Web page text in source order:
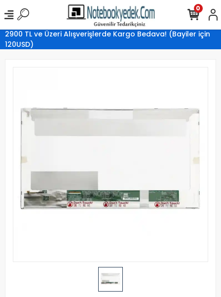
2900 TL ve Üzeri Alışverişlerde Kargo Bedava! (Bayiler için
120USD)
0